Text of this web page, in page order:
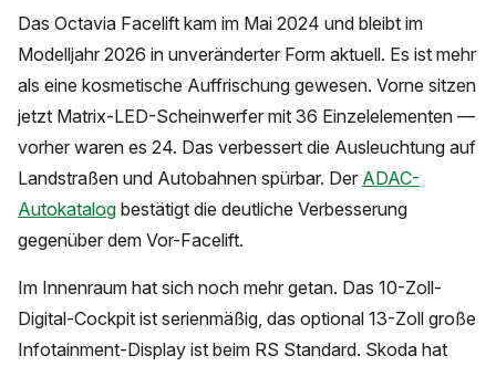
Das Octavia Facelift kam im Mai 2024 und bleibt im
Modelljahr 2026 in unveränderter Form aktuell. Es ist mehr
als eine kosmetische Auffrischung gewesen. Vorne sitzen
jetzt Matrix-LED-Scheinwerfer mit 36 Einzelelementen —
vorher waren es 24. Das verbessert die Ausleuchtung auf
Landstraßen und Autobahnen spürbar. Der ADAC-
Autokatalog bestätigt die deutliche Verbesserung
gegenüber dem Vor-Facelift.
Im Innenraum hat sich noch mehr getan. Das 10-Zoll-
Digital-Cockpit ist serienmäßig, das optional 13-Zoll große
Infotainment-Display ist beim RS Standard. Skoda hat